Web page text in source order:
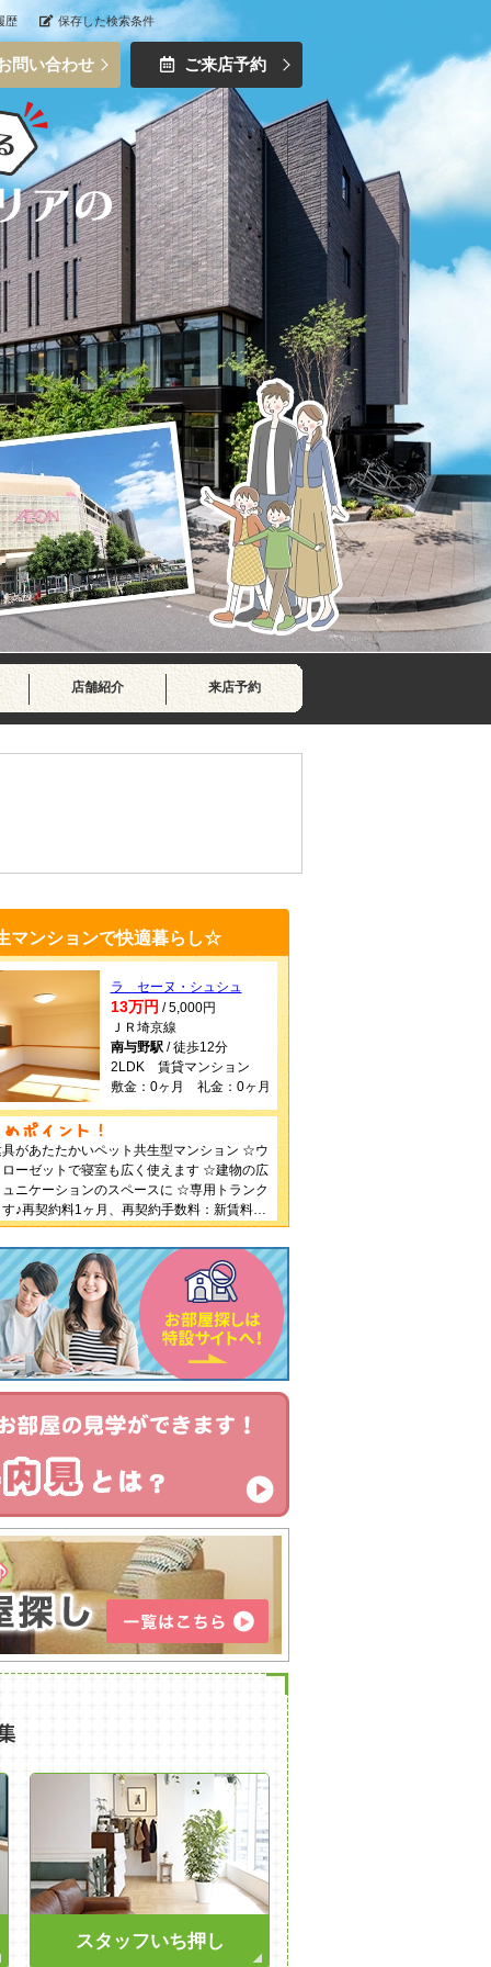
歴 保存した検索条件
問い合わせ ご来店予約
店舗紹介 来店予約
ンションで快適暮らし☆
ラ セーヌ・シュシュ
13万円 / 5,000円
ＪＲ埼京線
南与野駅/ 徒歩12分
2LDK 賃貸マンション
敷金：0ヶ月 礼金：0ヶ月
があたたかいペット共生型マンション ☆ウ
ーゼットで寝室も広く使えます ☆建物の広
ニケーションのスペースに ☆専用トランク
♪再契約料1ヶ月、再契約手数料：新賃料
）保証会社保証料：月額800円（初回総賃
金手数料毎月440円（税込）
スタッフいち押し